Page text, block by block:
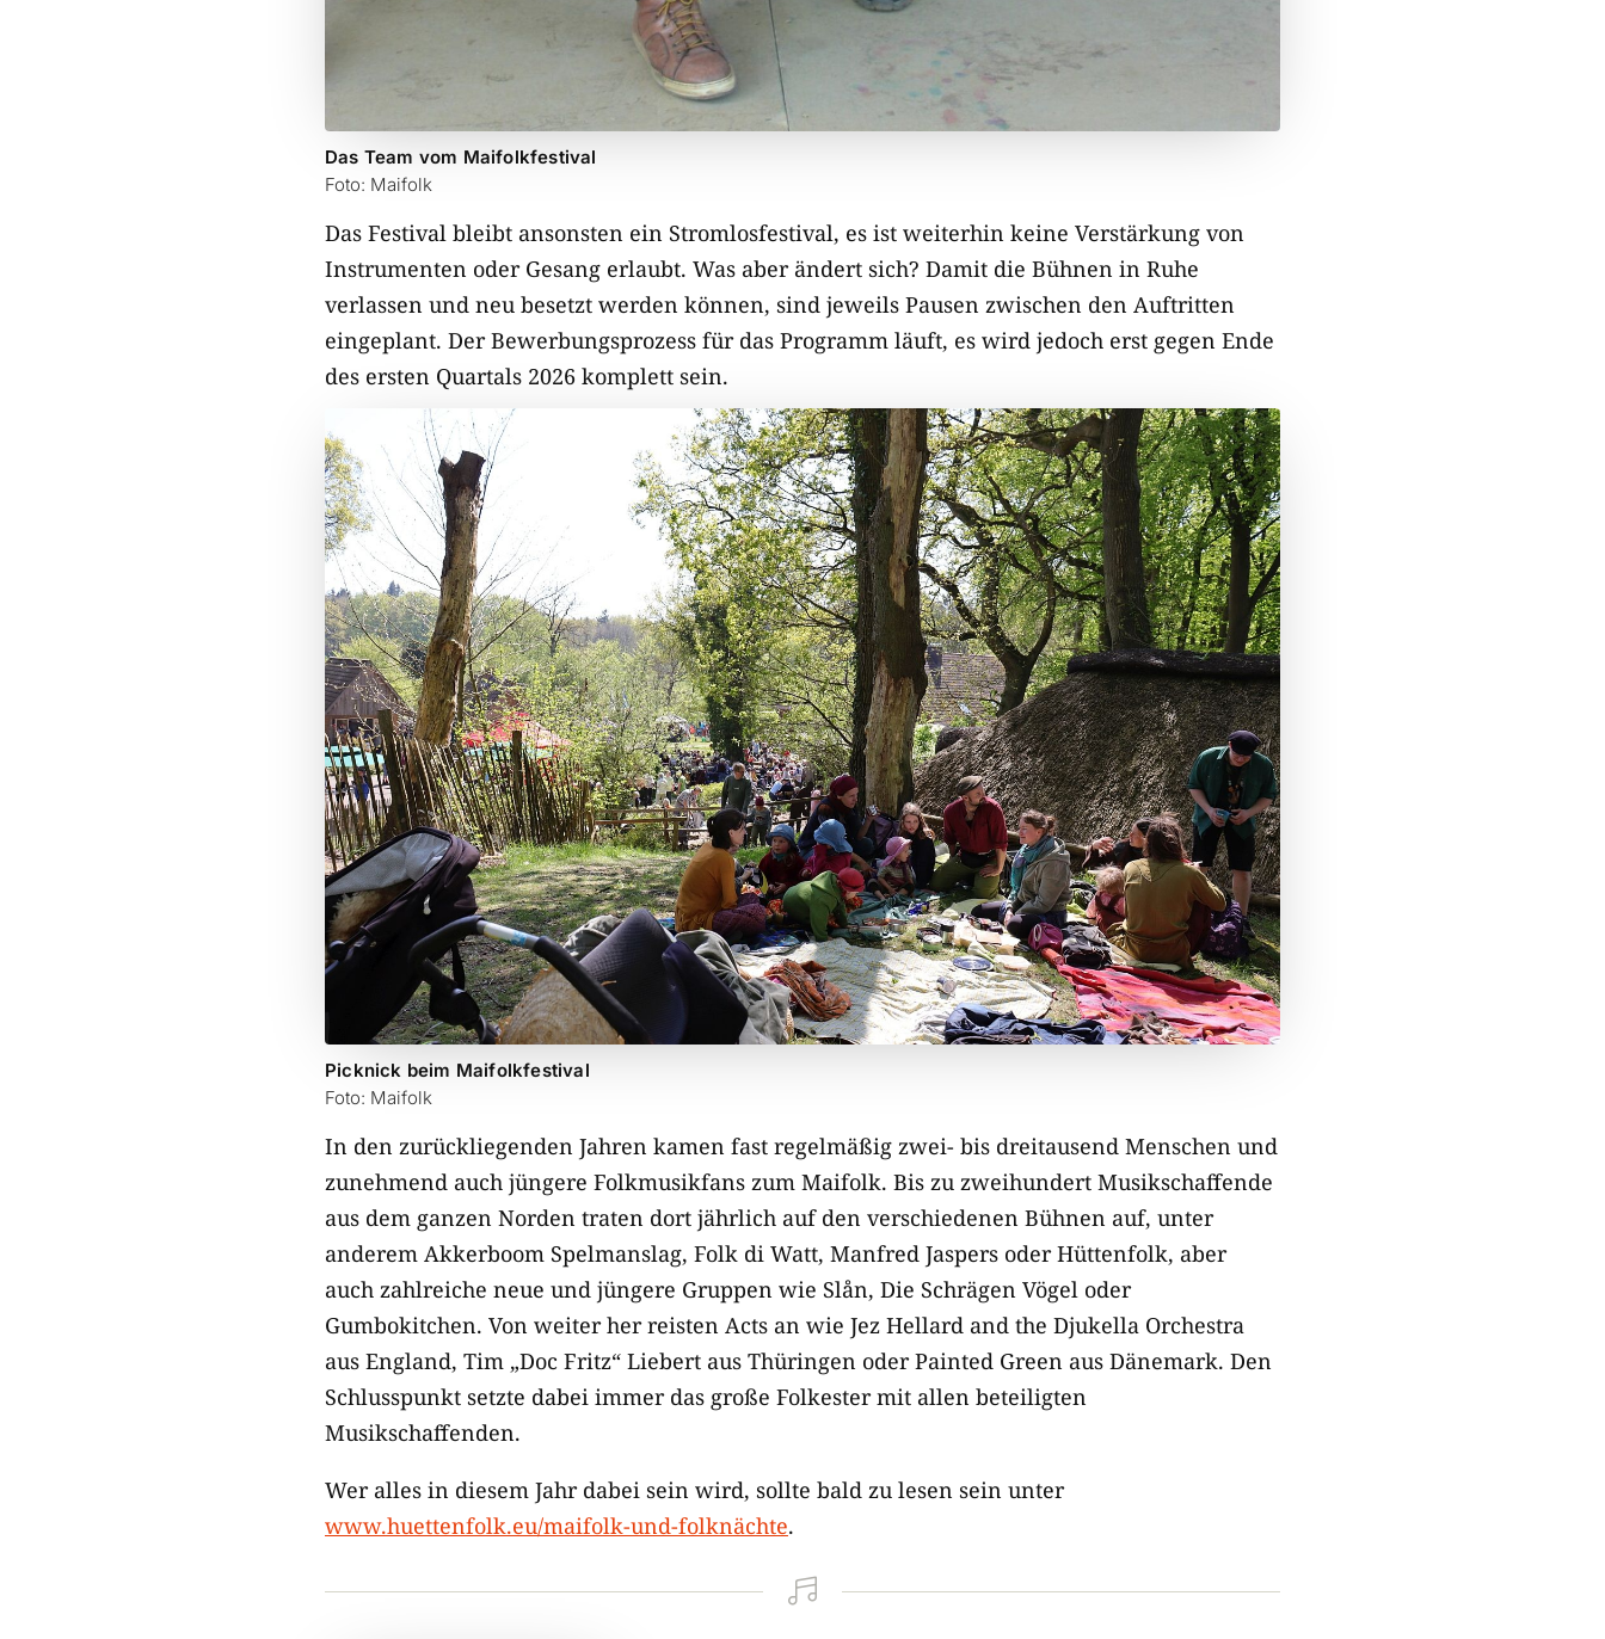
Das Team vom Maifolkfestival
Foto: Maifolk
Das Festival bleibt ansonsten ein Stromlosfestival, es ist weiterhin keine Verstärkung von
Instrumenten oder Gesang erlaubt. Was aber ändert sich? Damit die Bühnen in Ruhe
verlassen und neu besetzt werden können, sind jeweils Pausen zwischen den Auftritten
eingeplant. Der Bewerbungsprozess für das Programm läuft, es wird jedoch erst gegen Ende
des ersten Quartals 2026 komplett sein.
Picknick beim Maifolkfestival
Foto: Maifolk
In den zurückliegenden Jahren kamen fast regelmäßig zwei- bis dreitausend Menschen und
zunehmend auch jüngere Folkmusikfans zum Maifolk. Bis zu zweihundert Musikschaffende
aus dem ganzen Norden traten dort jährlich auf den verschiedenen Bühnen auf, unter
anderem Akkerboom Spelmanslag, Folk di Watt, Manfred Jaspers oder Hüttenfolk, aber
auch zahlreiche neue und jüngere Gruppen wie Slån, Die Schrägen Vögel oder
Gumbokitchen. Von weiter her reisten Acts an wie Jez Hellard and the Djukella Orchestra
aus England, Tim „Doc Fritz“ Liebert aus Thüringen oder Painted Green aus Dänemark. Den
Schlusspunkt setzte dabei immer das große Folkester mit allen beteiligten
Musikschaffenden.
Wer alles in diesem Jahr dabei sein wird, sollte bald zu lesen sein unter
www.huettenfolk.eu/maifolk-und-folknächte.
